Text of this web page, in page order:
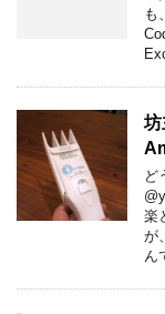
も
坊
ど
楽
が
ん